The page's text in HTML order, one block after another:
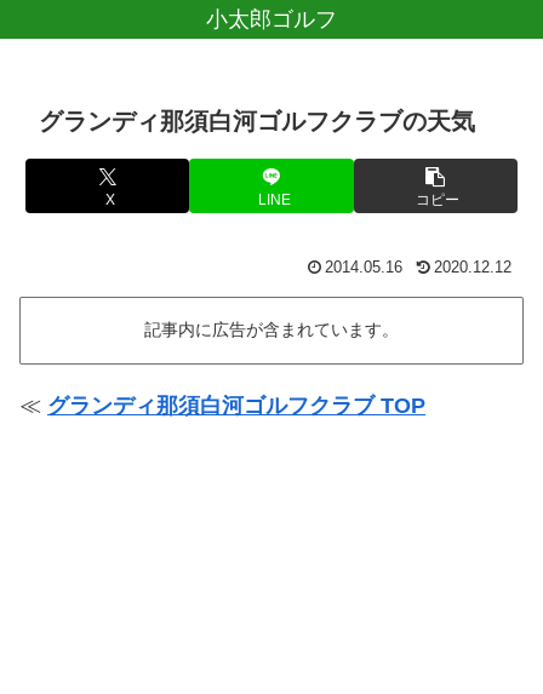
小太郎ゴルフ
グランディ那須白河ゴルフクラブの天気
X LINE コピー
2014.05.16 2020.12.12
記事内に広告が含まれています。
≪ グランディ那須白河ゴルフクラブ TOP